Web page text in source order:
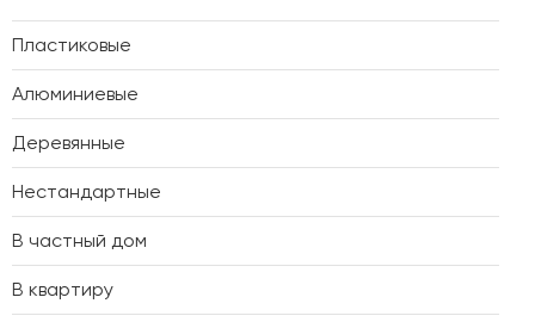
Пластиковые
Алюминиевые
Деревянные
Нестандартные
В частный дом
В квартиру